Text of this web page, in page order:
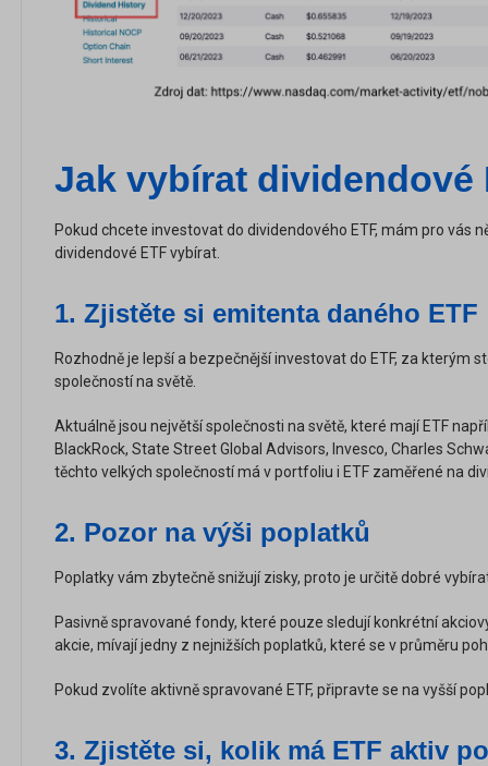
Jak vybírat dividendové
Pokud chcete investovat do dividendového ETF, mám pro vás
dividendové ETF vybírat.
1. Zjistěte si emitenta daného ETF
Rozhodně je lepší a bezpečnější investovat do ETF, za kterým
společností na světě.
Aktuálně jsou největší společnosti na světě, které mají ETF
BlackRock, State Street Global Advisors, Invesco, Charles
těchto velkých společností má v portfoliu i ETF zaměřené na
2. Pozor na výši poplatků
Poplatky vám zbytečně snižují zisky, proto je určitě dobré
Pasivně spravované fondy, které pouze sledují konkrétní
akcie, mívají jedny z nejnižších poplatků, které se v průměru
Pokud zvolíte aktivně spravované ETF, připravte se na vyšší
3. Zjistěte si, kolik má ETF aktiv